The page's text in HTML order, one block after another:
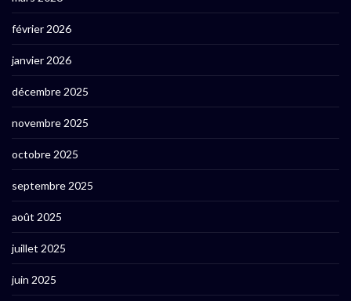
février 2026
janvier 2026
décembre 2025
novembre 2025
octobre 2025
septembre 2025
août 2025
juillet 2025
juin 2025